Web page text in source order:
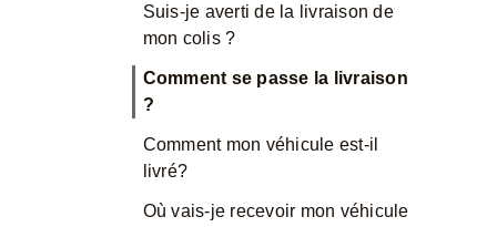
Suis-je averti de la livraison de
mon colis ?
Comment se passe la livraison
?
Comment mon véhicule est-il
livré?
Où vais-je recevoir mon véhicule